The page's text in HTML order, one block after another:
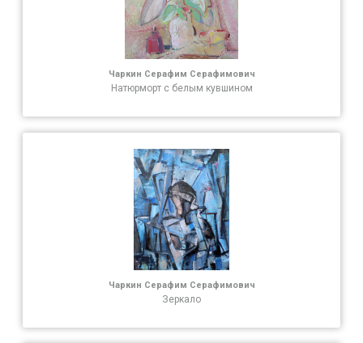
Чаркин Серафим Серафимович
Натюрморт с белым кувшином
Чаркин Серафим Серафимович
Зеркало